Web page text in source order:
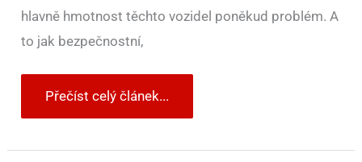
hlavně hmotnost těchto vozidel poněkud problém. A
to jak bezpečnostní,
Přečíst celý článek...